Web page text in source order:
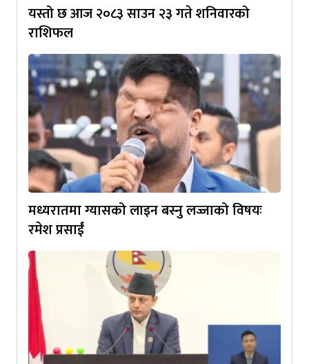
यस्तो छ आज २०८३ साउन २३ गते शनिवारको
राशिफल
मध्यरातमा ग्यासको लाइन बस्नु लज्जाको विषयः
रमेश प्रसाईं